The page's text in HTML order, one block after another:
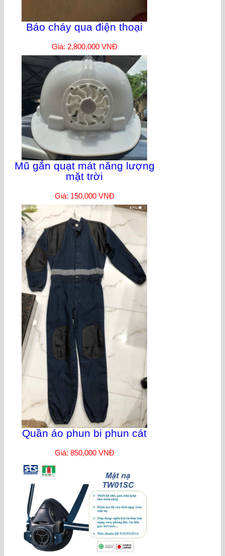
Báo cháy qua điện thoại
Giá: 2,800,000 VNĐ
Mũ gắn quạt mát năng lượng
mặt trời
Giá: 150,000 VNĐ
Quần áo phun bi phun cát
Giá: 850,000 VNĐ